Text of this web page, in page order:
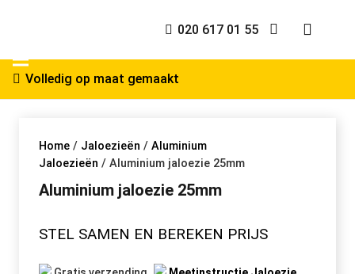
020 617 01 55
Volledig op maat gemaakt
Home / Jaloezieën / Aluminium
Jaloezieën / Aluminium jaloezie 25mm
Aluminium jaloezie 25mm
STEL SAMEN EN BEREKEN PRIJS